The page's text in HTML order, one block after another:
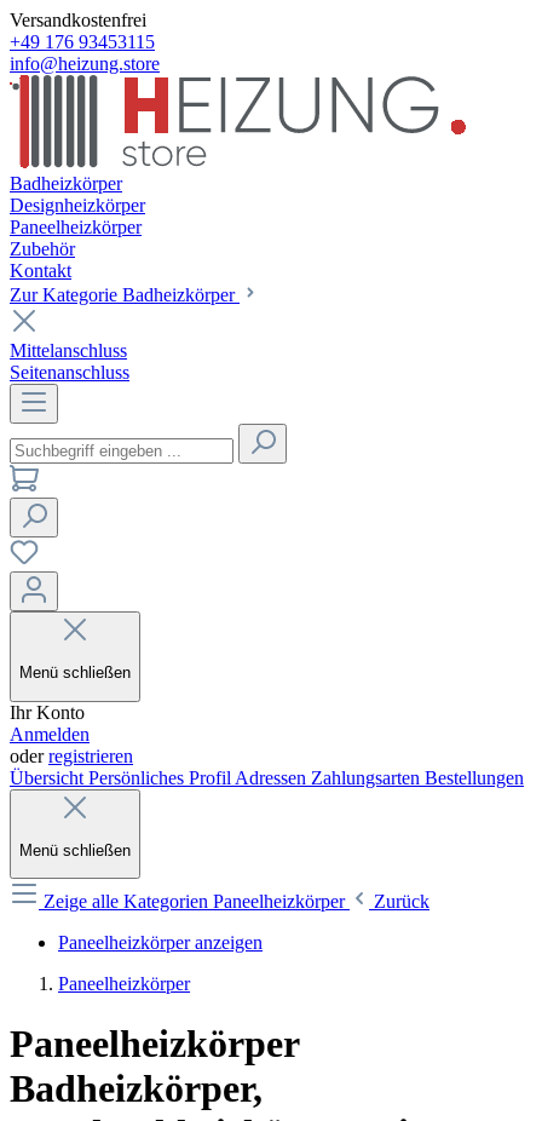
Versandkostenfrei
+49 176 93453115
info@heizung.store
Badheizkörper
Designheizkörper
Paneelheizkörper
Zubehör
Kontakt
Zur Kategorie Badheizkörper
Mittelanschluss
Seitenanschluss
Menü schließen
Ihr Konto
Anmelden
oderregistrieren
Übersicht Persönliches Profil Adressen Zahlungsarten Bestellungen
Menü schließen
Zeige alle Kategorien Paneelheizkörper
Zurück
Paneelheizkörper anzeigen
Paneelheizkörper
Paneelheizkörper
Badheizkörper,